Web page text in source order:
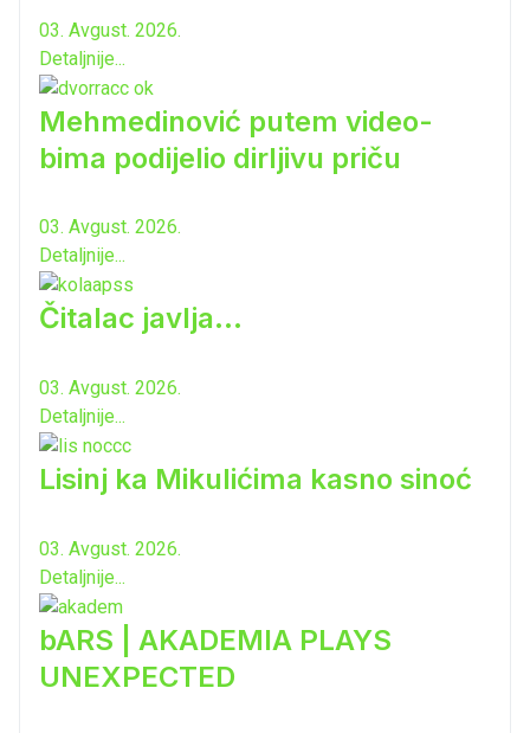
03. Avgust. 2026.
Detaljnije...
Mehmedinović putem video-
bima podijelio dirljivu priču
03. Avgust. 2026.
Detaljnije...
Čitalac javlja...
03. Avgust. 2026.
Detaljnije...
Lisinj ka Mikulićima kasno sinoć
03. Avgust. 2026.
Detaljnije...
bARS | AKADEMIA PLAYS
UNEXPECTED